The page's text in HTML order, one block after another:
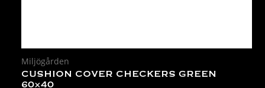
Miljögården
CUSHION COVER CHECKERS GREEN
60×40